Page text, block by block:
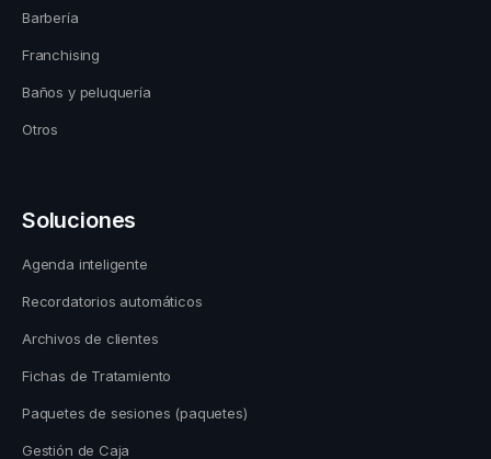
Barbería
Franchising
Baños y peluquería
Otros
Soluciones
Agenda inteligente
Recordatorios automáticos
Archivos de clientes
Fichas de Tratamiento
Paquetes de sesiones (paquetes)
Gestión de Caja